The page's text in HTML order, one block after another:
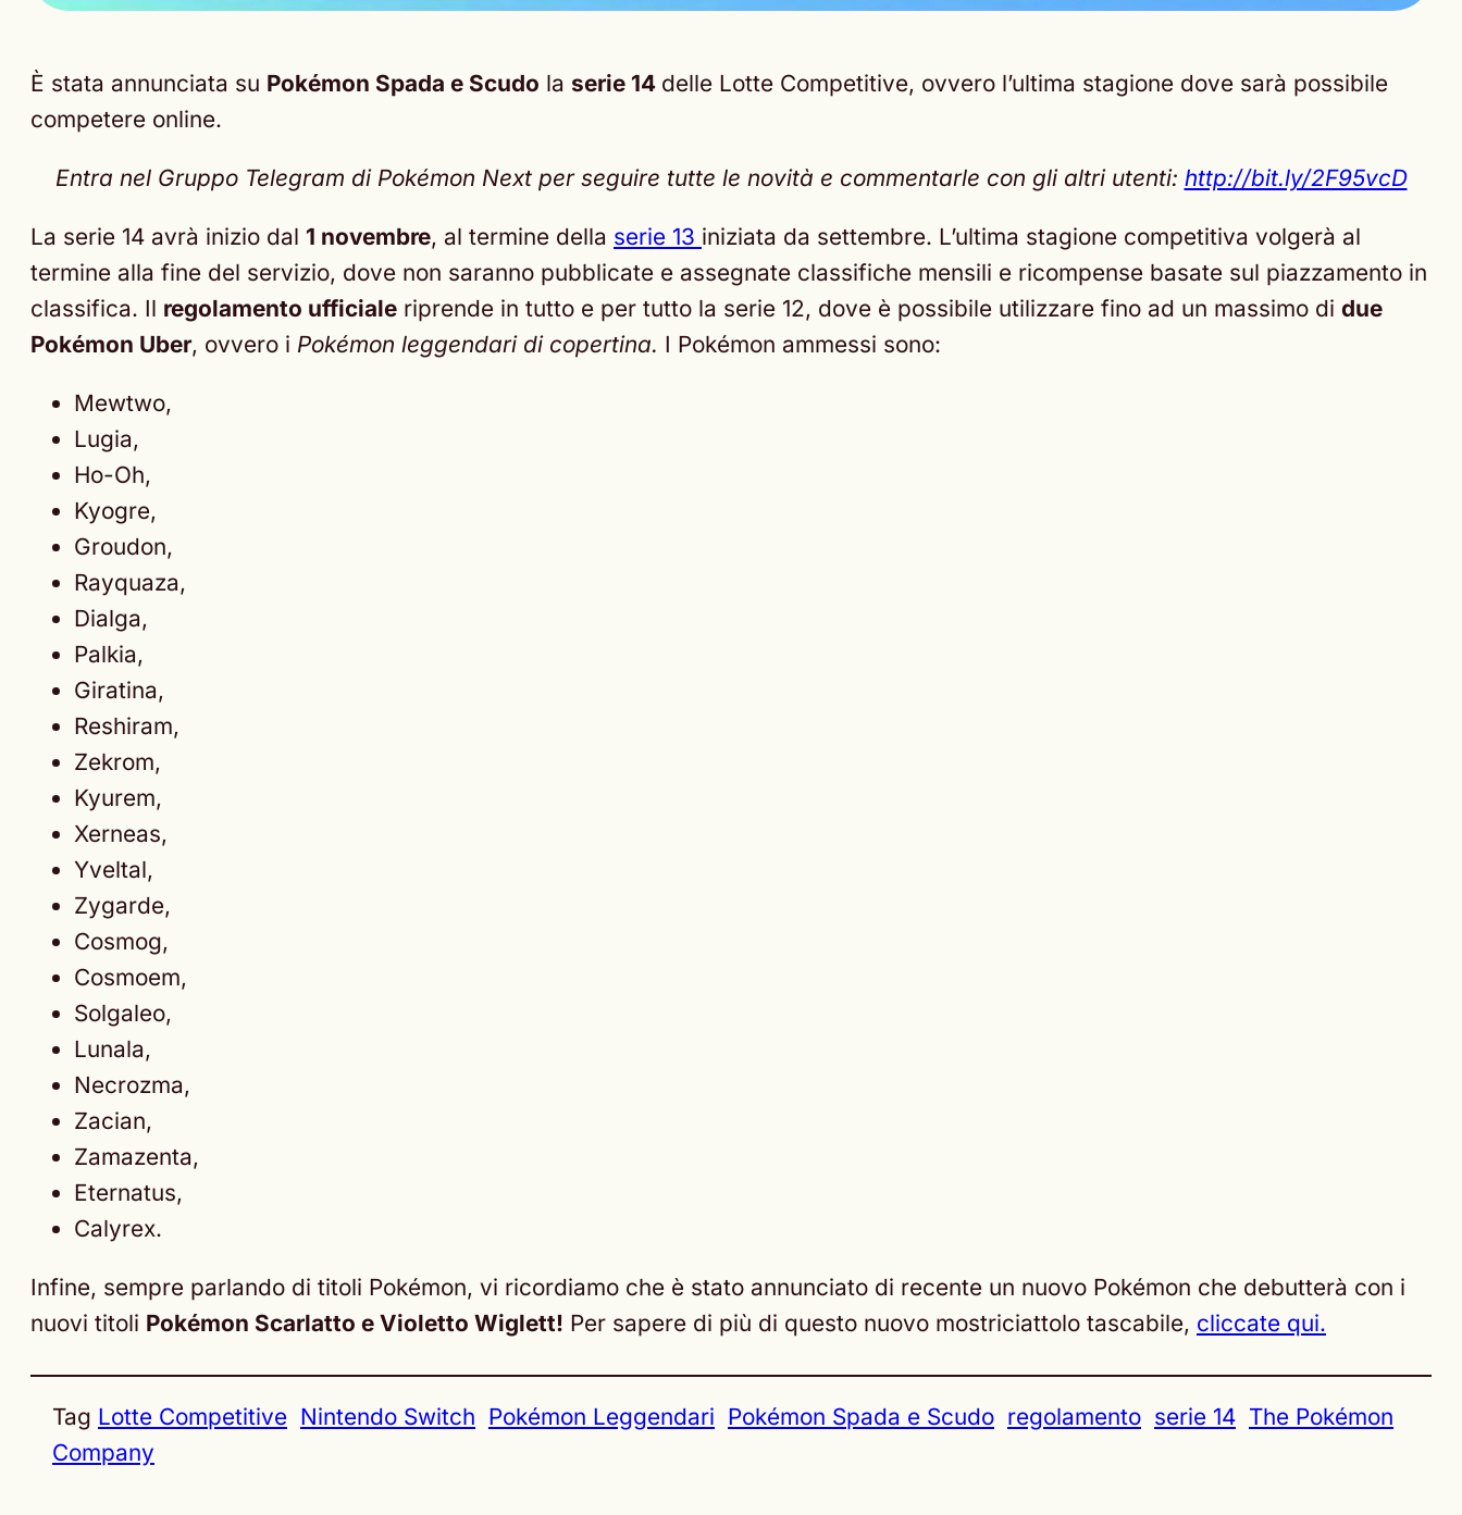
È stata annunciata su Pokémon Spada e Scudo la serie 14 delle Lotte Competitive, ovvero l’ultima stagione dove sarà possibile
competere online.
Entra nel Gruppo Telegram di Pokémon Next per seguire tutte le novità e commentarle con gli altri utenti: http://bit.ly/2F95vcD
La serie 14 avrà inizio dal 1 novembre, al termine della serie 13 iniziata da settembre. L’ultima stagione competitiva volgerà al
termine alla fine del servizio, dove non saranno pubblicate e assegnate classifiche mensili e ricompense basate sul piazzamento in
classifica. Il regolamento ufficiale riprende in tutto e per tutto la serie 12, dove è possibile utilizzare fino ad un massimo di due
Pokémon Uber, ovvero i Pokémon leggendari di copertina. I Pokémon ammessi sono:
Mewtwo,
Lugia,
Ho-Oh,
Kyogre,
Groudon,
Rayquaza,
Dialga,
Palkia,
Giratina,
Reshiram,
Zekrom,
Kyurem,
Xerneas,
Yveltal,
Zygarde,
Cosmog,
Cosmoem,
Solgaleo,
Lunala,
Necrozma,
Zacian,
Zamazenta,
Eternatus,
Calyrex.
Infine, sempre parlando di titoli Pokémon, vi ricordiamo che è stato annunciato di recente un nuovo Pokémon che debutterà con i
nuovi titoli Pokémon Scarlatto e Violetto Wiglett! Per sapere di più di questo nuovo mostriciattolo tascabile, cliccate qui.
Tag Lotte Competitive Nintendo Switch Pokémon Leggendari Pokémon Spada e Scudo regolamento serie 14 The Pokémon
Company